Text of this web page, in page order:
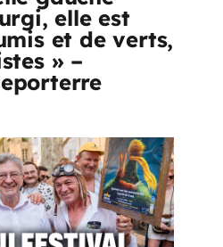
elle est
et de verts,
» –